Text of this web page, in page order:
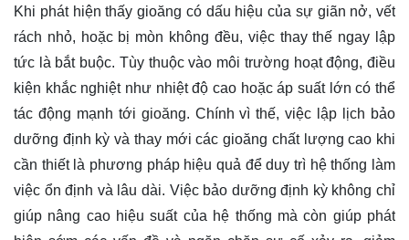
Khi phát hiện thấy gioăng có dấu hiệu của sự giãn nở, vết
rách nhỏ, hoặc bị mòn không đều, việc thay thế ngay lập
tức là bắt buộc. Tùy thuộc vào môi trường hoạt động, điều
kiện khắc nghiệt như nhiệt độ cao hoặc áp suất lớn có thể
tác động mạnh tới gioăng. Chính vì thế, việc lập lịch bảo
dưỡng định kỳ và thay mới các gioăng chất lượng cao khi
cần thiết là phương pháp hiệu quả để duy trì hệ thống làm
việc ổn định và lâu dài. Việc bảo dưỡng định kỳ không chỉ
giúp nâng cao hiệu suất của hệ thống mà còn giúp phát